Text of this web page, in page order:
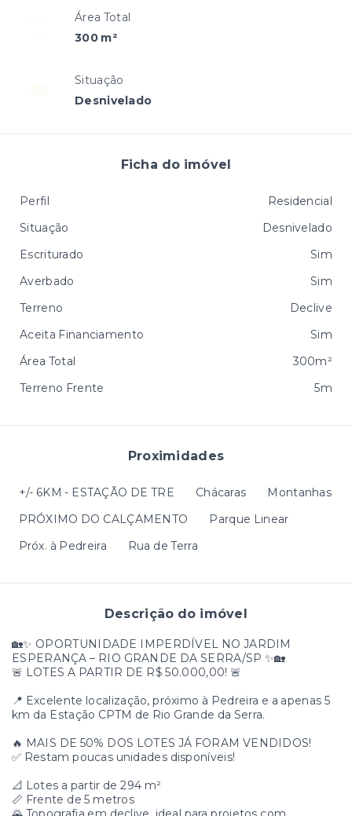
Área Total
300 m²
Situação
Desnivelado
Proximidades
+/- 6KM - ESTAÇÃO DE TRE Chácaras
Montanhas
PRÓXIMO DO CALÇAMENTO
Parque Linear
Próx. à Pedreira
Rua de Terra
Descrição do imóvel
🏡✨ OPORTUNIDADE IMPERDÍVEL NO JARDIM
ESPERANÇA – RIO GRANDE DA SERRA/SP ✨🏡
🚨 LOTES A PARTIR DE R$ 50.000,00! 🚨
📍 Excelente localização, próximo à Pedreira e a apenas 5
km da Estação CPTM de Rio Grande da Serra.
🔥 MAIS DE 50% DOS LOTES JÁ FORAM VENDIDOS!
✅ Restam poucas unidades disponíveis!
📐 Lotes a partir de 294 m²
📏 Frente de 5 metros
Ficha do imóvel
Perfil
Residencial
Situação
Desnivelado
Escriturado
Sim
Averbado
Sim
Terreno
Declive
Aceita Financiamento
Sim
Área Total
300m²
Terreno Frente
5m